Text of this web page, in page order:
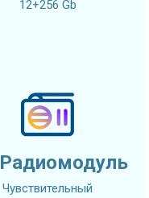
12+256 Gb
Радиомодуль
Чувствительный